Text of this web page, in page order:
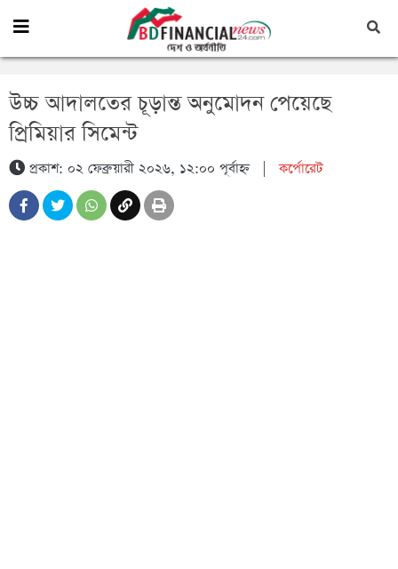
উচ্চ আদালতের চূড়ান্ত অনুমোদন পেয়েছে
প্রিমিয়ার সিমেন্ট
প্রকাশ: ০২ ফেব্রুয়ারী ২০২৬, ১২:০০ পূর্বাহ্ন|কর্পোরেট